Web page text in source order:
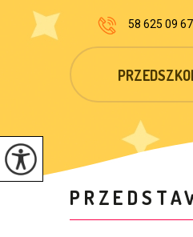
58 625 09 67